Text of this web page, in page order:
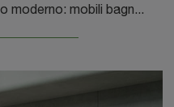
Scopri di più sull'arredo bagno moderno: mobili bagno sospesi in laminato come il modello Europa 01 di GB Group ti attendono.